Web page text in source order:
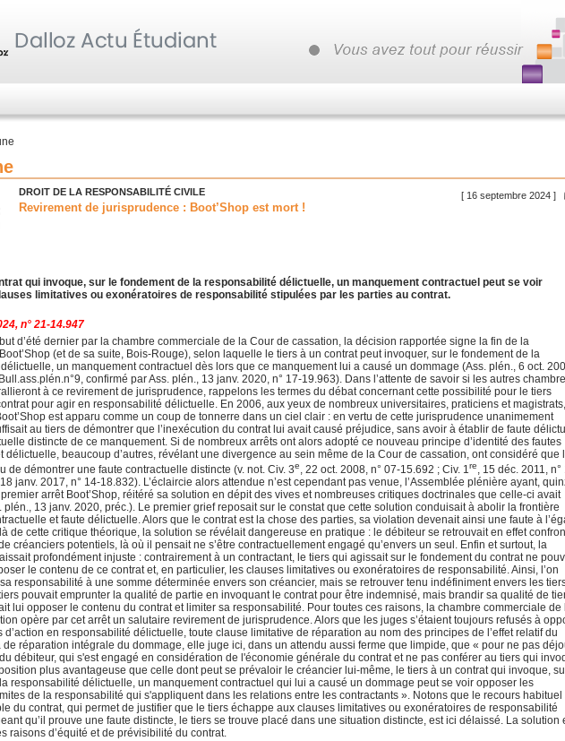
[ 16 septembre 2024 ]
DROIT DE LA RESPONSABILITÉ CIVILE
Revirement de jurisprudence : Boot’Shop est mort !
qui invoque, sur le fondement de la responsabilité délictuelle, un manquement contractuel peut se voir
limitatives ou exonératoires de responsabilité stipulées par les parties au contrat.
n° 21-14.947
d’été dernier par la chambre commerciale de la Cour de cassation, la décision rapportée signe la fin de la
(et de sa suite, Bois-Rouge), selon laquelle le tiers à un contrat peut invoquer, sur le fondement de la
un manquement contractuel dès lors que ce manquement lui a causé un dommage (Ass. plén., 6 oct.
confirmé par Ass. plén., 13 janv. 2020, n° 17-19.963). Dans l’attente de savoir si les autres
à ce revirement de jurisprudence, rappelons les termes du débat concernant cette possibilité pour le tiers
pour agir en responsabilité délictuelle. En 2006, aux yeux de nombreux universitaires, praticiens et
est apparu comme un coup de tonnerre dans un ciel clair : en vertu de cette jurisprudence unanimement
au tiers de démontrer que l’inexécution du contrat lui avait causé préjudice, sans avoir à établir de faute
distincte de ce manquement. Si de nombreux arrêts ont alors adopté ce nouveau principe d’identité des fautes
délictuelle, beaucoup d’autres, révélant une divergence au sein même de la Cour de cassation, ont considéré que
de démontrer une faute contractuelle distincte (v. not. Civ. 3e, 22 oct. 2008, n° 07-15.692 ; Civ. 1re, 15 déc. 2011, n°
janv. 2017, n° 14-18.832). L’éclaircie alors attendue n’est cependant pas venue, l’Assemblée plénière ayant,
arrêt Boot’Shop, réitéré sa solution en dépit des vives et nombreuses critiques doctrinales que celle-ci avait
plén., 13 janv. 2020, préc.). Le premier grief reposait sur le constat que cette solution conduisait à abolir la frontière
et faute délictuelle. Alors que le contrat est la chose des parties, sa violation devenait ainsi une faute à
de cette critique théorique, la solution se révélait dangereuse en pratique : le débiteur se retrouvait en effet
créanciers potentiels, là où il pensait ne s’être contractuellement engagé qu’envers un seul. Enfin et surtout, la
profondément injuste : contrairement à un contractant, le tiers qui agissait sur le fondement du contrat ne
le contenu de ce contrat et, en particulier, les clauses limitatives ou exonératoires de responsabilité. Ainsi, l’on
responsabilité à une somme déterminée envers son créancier, mais se retrouver tenu indéfiniment envers les
pouvait emprunter la qualité de partie en invoquant le contrat pour être indemnisé, mais brandir sa qualité de
lui opposer le contenu du contrat et limiter sa responsabilité. Pour toutes ces raisons, la chambre commerciale de
opère par cet arrêt un salutaire revirement de jurisprudence. Alors que les juges s’étaient toujours refusés à
d’action en responsabilité délictuelle, toute clause limitative de réparation au nom des principes de l’effet relatif du
de réparation intégrale du dommage, elle juge ici, dans un attendu aussi ferme que limpide, que « pour ne pas
débiteur, qui s'est engagé en considération de l'économie générale du contrat et ne pas conférer au tiers qui
plus avantageuse que celle dont peut se prévaloir le créancier lui-même, le tiers à un contrat qui invoque,
responsabilité délictuelle, un manquement contractuel qui lui a causé un dommage peut se voir opposer les
de la responsabilité qui s'appliquent dans les relations entre les contractants ». Notons que le recours habituel
du contrat, qui permet de justifier que le tiers échappe aux clauses limitatives ou exonératoires de responsabilité
qu’il prouve une faute distincte, le tiers se trouve placé dans une situation distincte, est ici délaissé. La solution
raisons d’équité et de prévisibilité du contrat.